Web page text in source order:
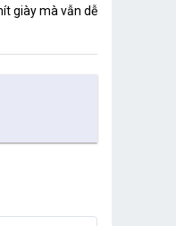
giày mà vẫn dễ